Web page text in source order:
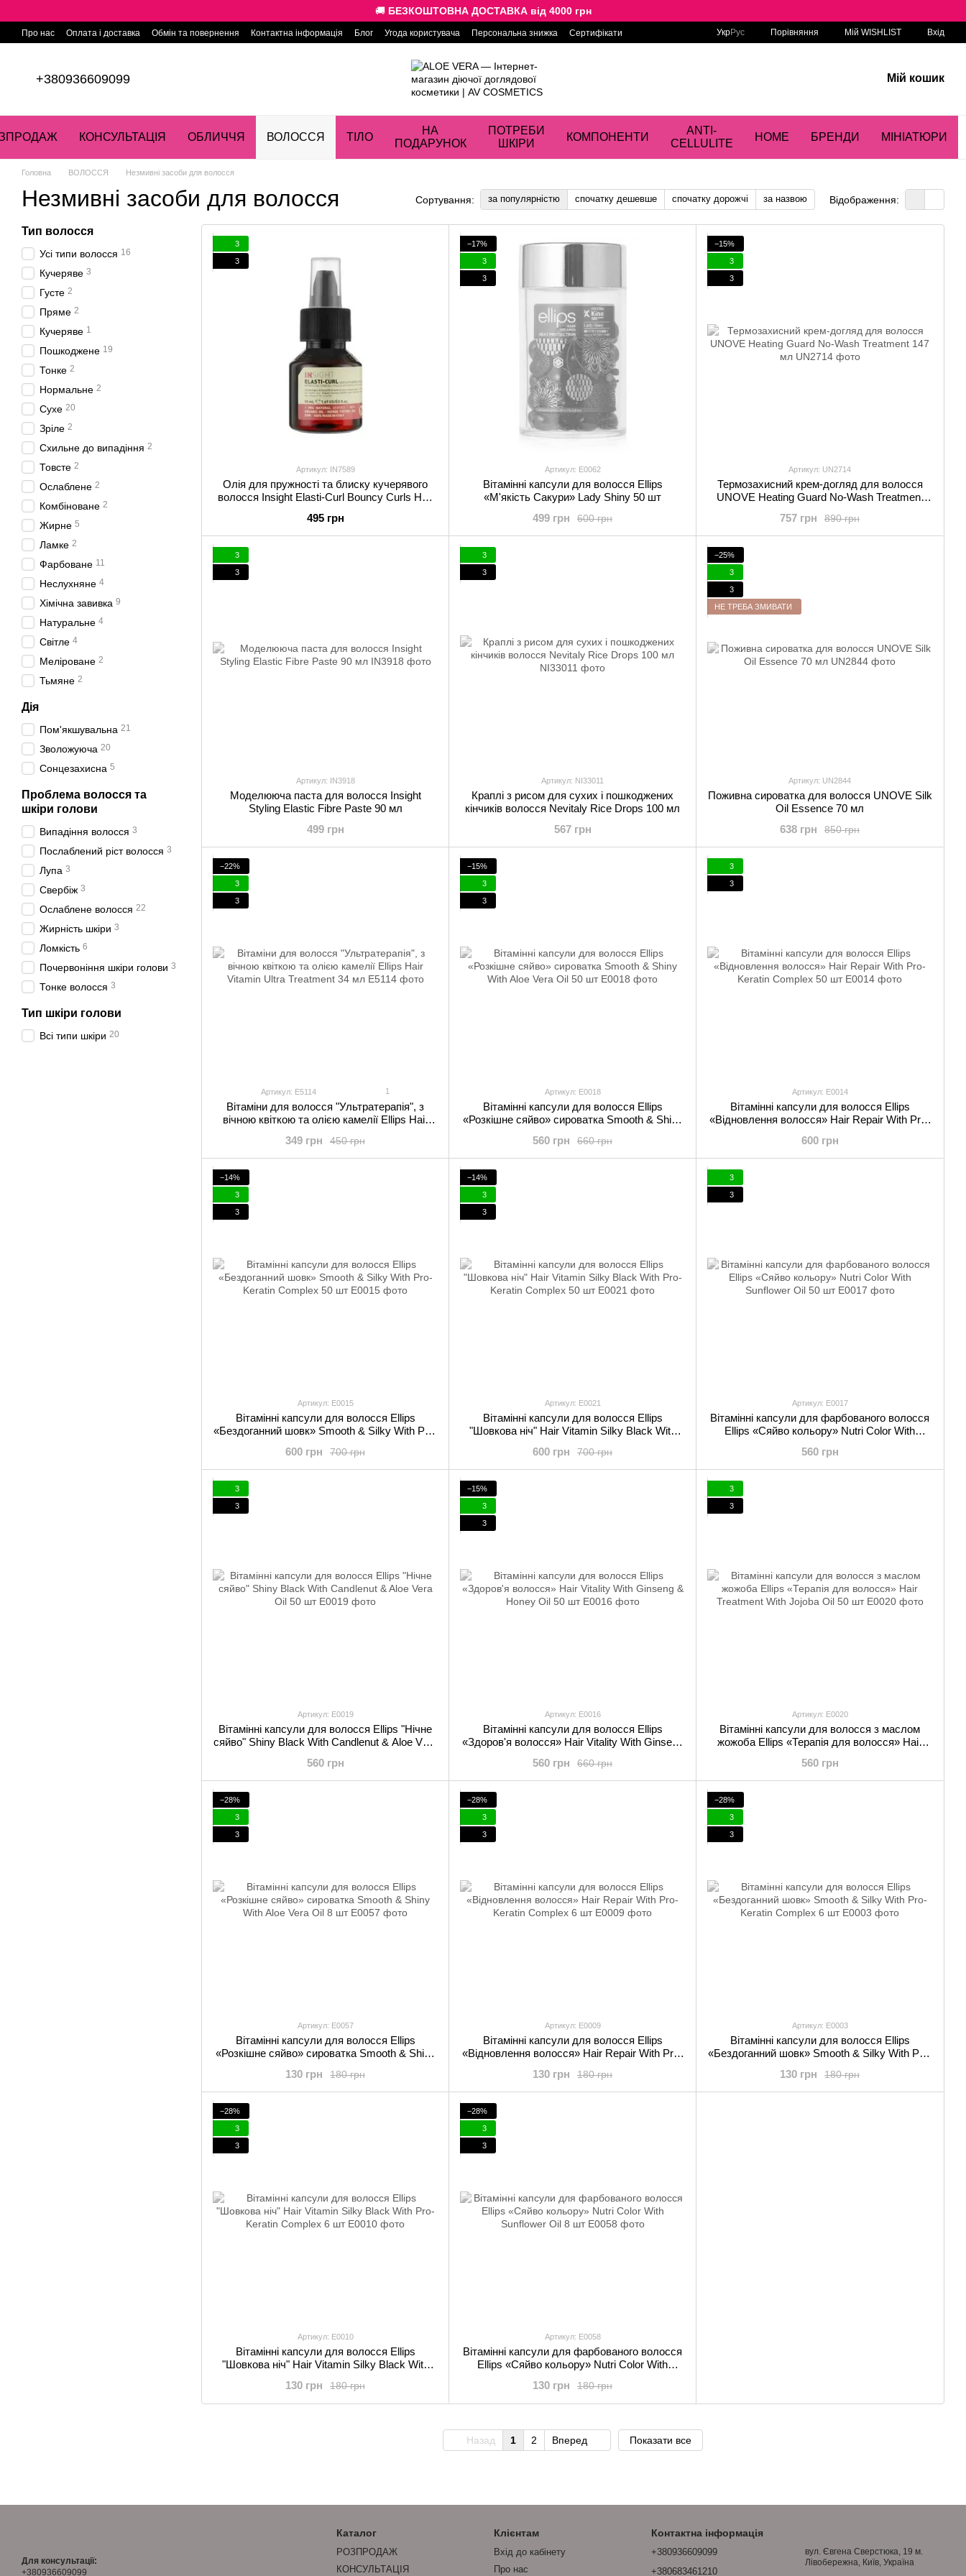
🚚 БЕЗКОШТОВНА ДОСТАВКА від 4000 грн
Про нас Оплата і доставка Обмін та повернення Контактна інформація Блог Угода користувача Персональна знижка Сертифікати УкрРус Порівняння Мій WISHLIST Вхід
+380936609099 Мій кошик
КОНСУЛЬТАЦІЯ ОБЛИЧЧЯ ВОЛОССЯ ТІЛО
НА
ПОДАРУНОК
ПОТРЕБИ
ШКІРИ
КОМПОНЕНТИ
ANTI-
CELLULITE
HOME БРЕНДИ МІНІАТЮРИ
Головна ВОЛОССЯ Незмивні засоби для волосся
Незмивні засоби для волосся Сортування: за популярністю спочатку дешевше спочатку дорожчі за назвою Відображення:
3
3
Артикул: IN7589
Олія для пружності та блиску кучерявого
волосся Insight Elasti-Curl Bouncy Curls Hair
495 грн
−17%
3
3
Артикул: E0062
Вітамінні капсули для волосся Ellips
«М'якість Сакури» Lady Shiny 50 шт
600 грн
499 грн
−15%
3
3
Артикул: UN2714
Термозахисний крем-догляд для волосся
UNOVE Heating Guard No-Wash Treatment
890 грн
757 грн
3
3
Артикул: IN3918
Моделююча паста для волосся Insight
Styling Elastic Fibre Paste 90 мл
499 грн
3
3
Артикул: NI33011
Краплі з рисом для сухих і пошкоджених
кінчиків волосся Nevitaly Rice Drops 100 мл
567 грн
−25%
3
3
НЕ ТРЕБА ЗМИВАТИ
Артикул: UN2844
Поживна сироватка для волосся UNOVE Silk
Oil Essence 70 мл
850 грн
638 грн
−22%
3
3
Артикул: E5114 1
Вітаміни для волосся "Ультратерапія", з
вічною квіткою та олією камелії Ellips Hair
450 грн
349 грн
−15%
3
3
Артикул: E0018
Вітамінні капсули для волосся Ellips
«Розкішне сяйво» сироватка Smooth & Shiny
660 грн
560 грн
3
3
Артикул: E0014
Вітамінні капсули для волосся Ellips
«Відновлення волосся» Hair Repair With Pro-
600 грн
−14%
3
3
Артикул: E0015
Вітамінні капсули для волосся Ellips
«Бездоганний шовк» Smooth & Silky With Pro-
700 грн
600 грн
−14%
3
3
Артикул: E0021
Вітамінні капсули для волосся Ellips
"Шовкова ніч" Hair Vitamin Silky Black With
700 грн
600 грн
3
3
Артикул: E0017
Вітамінні капсули для фарбованого волосся
Ellips «Сяйво кольору» Nutri Color With
560 грн
3
3
Артикул: E0019
Вітамінні капсули для волосся Ellips "Нічне
сяйво" Shiny Black With Candlenut & Aloe Vera
560 грн
−15%
3
3
Артикул: E0016
Вітамінні капсули для волосся Ellips
«Здоров'я волосся» Hair Vitality With Ginseng
660 грн
560 грн
3
3
Артикул: E0020
Вітамінні капсули для волосся з маслом
жожоба Ellips «Терапія для волосся» Hair
560 грн
−28%
3
3
Артикул: E0057
Вітамінні капсули для волосся Ellips
«Розкішне сяйво» сироватка Smooth & Shiny
180 грн
130 грн
−28%
3
3
Артикул: E0009
Вітамінні капсули для волосся Ellips
«Відновлення волосся» Hair Repair With Pro-
180 грн
130 грн
−28%
3
3
Артикул: E0003
Вітамінні капсули для волосся Ellips
«Бездоганний шовк» Smooth & Silky With Pro-
180 грн
130 грн
−28%
3
3
Артикул: E0010
Вітамінні капсули для волосся Ellips
"Шовкова ніч" Hair Vitamin Silky Black With
180 грн
130 грн
−28%
3
3
Артикул: E0058
Вітамінні капсули для фарбованого волосся
Ellips «Сяйво кольору» Nutri Color With
180 грн
130 грн
Назад 1 2 Вперед Показати все
Тип волосся
Усі типи волосся 16
Кучеряве 3
Густе 2
Пряме 2
Кучеряве 1
Пошкоджене 19
Тонке 2
Нормальне 2
Сухе 20
Зріле 2
Схильне до випадіння 2
Товсте 2
Ослаблене 2
Комбіноване 2
Жирне 5
Ламке 2
Фарбоване 11
Неслухняне 4
Хімічна завивка 9
Натуральне 4
Світле 4
Меліроване 2
Тьмяне 2
Дія
Пом'якшувальна 21
Зволожуюча 20
Сонцезахисна 5
Проблема волосся та
шкіри голови
Випадіння волосся 3
Послаблений ріст волосся 3
Лупа 3
Свербіж 3
Ослаблене волосся 22
Жирність шкіри 3
Ломкість 6
Почервоніння шкіри голови 3
Тонке волосся 3
Тип шкіри голови
Всі типи шкіри 20
Для консультації:
+380936609099
Каталог
РОЗПРОДАЖ
КОНСУЛЬТАЦІЯ
Клієнтам
Вхід до кабінету
Про нас
Контактна інформація
+380936609099
+380683461210
вул. Євгена Сверстюка, 19 м.
Лівобережна, Київ, Україна